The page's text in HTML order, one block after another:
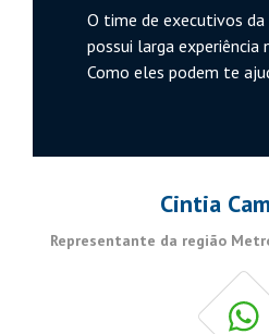
O time de executivos
possui larga
Como eles podem te
Cintia
Representante da região